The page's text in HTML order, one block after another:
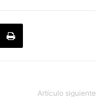
Artículo siguiente